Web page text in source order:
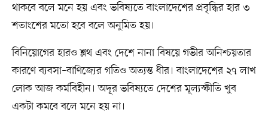
থাকবে বলে মনে হয় এবং ভবিষ্যতে বাংলাদেশের প্রবৃদ্ধির হার ৩
শতাংশের মতো হবে বলে অনুমিত হয়।
বিনিয়োগের হারও শ্লথ এবং দেশে নানা বিষয়ে গভীর অনিশ্চয়তার
কারণে ব্যবসা–বাণিজ্যের গতিও অত্যন্ত ধীর। বাংলাদেশের ২৭ লাখ
লোক আজ কর্মবিহীন। অদূর ভবিষ্যতে দেশের মূল্যস্ফীতি খুব
একটা কমবে বলে মনে হয় না।